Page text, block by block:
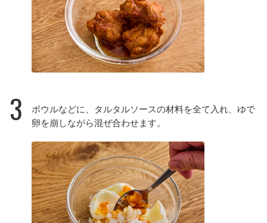
3
ボウルなどに、タルタルソースの材料を全て入れ、ゆで
卵を崩しながら混ぜ合わせます。